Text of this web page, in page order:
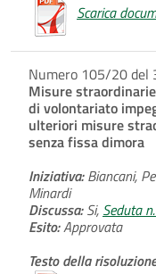
Scarica
Numero 105/20
Misure
di volontariato
ulteriori misure
senza fissa dimora
Iniziativa:Biancani,
Minardi
Discussa:Si, Seduta
Esito:Approvata
Testo della